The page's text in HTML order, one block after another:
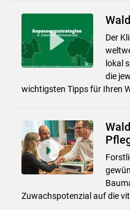
Der
lokal
die
wichtigsten Tipps für Ihren
Zuwachspotenzial auf die